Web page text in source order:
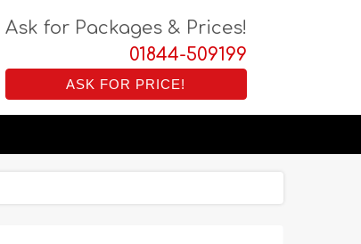
Ask for Packages & Prices!
01844-509199
ASK FOR PRICE!